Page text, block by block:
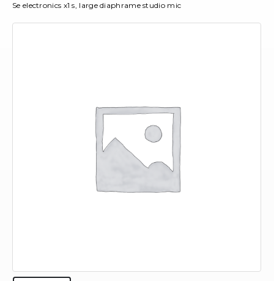
Se electronics x1 s, large diaphrame studio mic